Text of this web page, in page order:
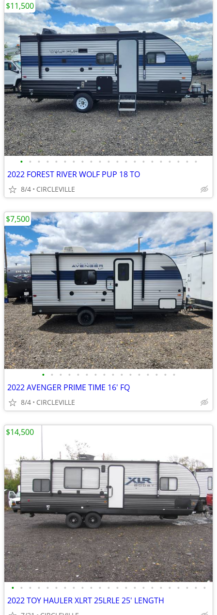
• • • • • • • • • • • • • • • • • • • • •
2022 FOREST RIVER WOLF PUP 18 TO
8/4 CIRCLEVILLE
$11,500
• • • • • • • • • • • • • • • •
2022 AVENGER PRIME TIME 16' FQ
8/4 CIRCLEVILLE
$7,500
• • • • • • • • • • • • • • • • • • • • • • •
2022 TOY HAULER XLRT 25LRLE 25' LENGTH
$14,500